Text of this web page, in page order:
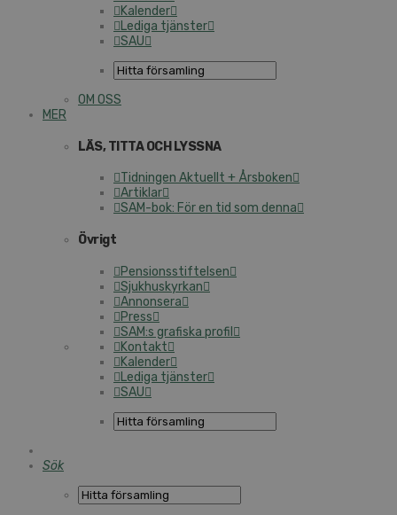
Kalender
Lediga tjänster
SAU
OM OSS
MER
LÄS, TITTA OCH LYSSNA
Tidningen Aktuellt + Årsboken
Artiklar
SAM-bok: För en tid som denna
Övrigt
Pensionsstiftelsen
Sjukhuskyrkan
Annonsera
Press
SAM:s grafiska profil
Kontakt
Kalender
Lediga tjänster
SAU
Sök